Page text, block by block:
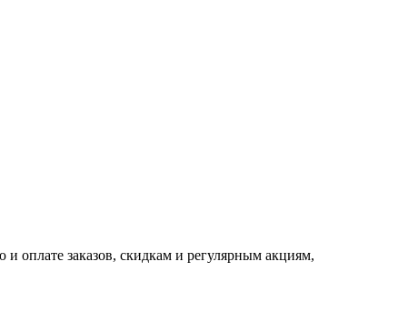
оплате заказов, скидкам и регулярным акциям,